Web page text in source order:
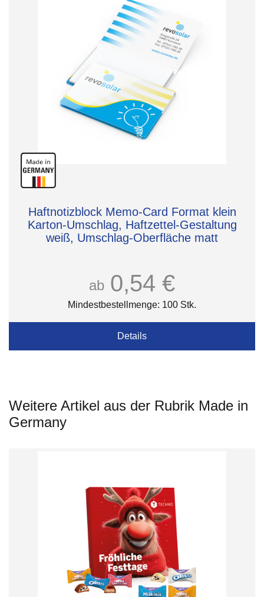
Haftnotizblock Memo-Card Format klein
Karton-Umschlag, Haftzettel-Gestaltung
weiß, Umschlag-Oberfläche matt
ab 0,54 €
Mindestbestellmenge: 100 Stk.
Details
Weitere Artikel aus der Rubrik Made in
Germany